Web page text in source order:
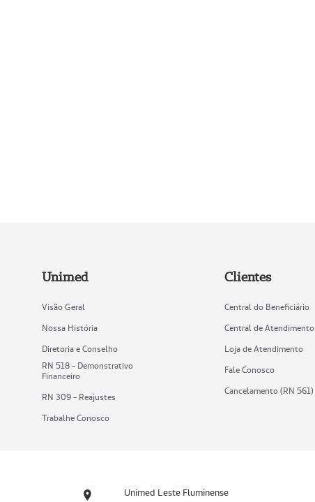
Unimed
Visão Geral
Nossa História
Diretoria e Conselho
RN 518 - Demonstrativo
Financeiro
RN 309 - Reajustes
Trabalhe Conosco
Clientes
Central do Beneficiário
Central de Atendimento
Loja de Atendimento
Fale Conosco
Cancelamento (RN 561)
Unimed Leste Fluminense